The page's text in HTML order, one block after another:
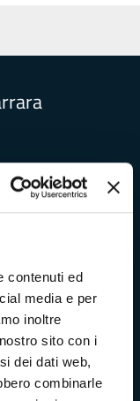
contenuti ed
media e per
inoltre
sito con i
dei dati web,
combinarle